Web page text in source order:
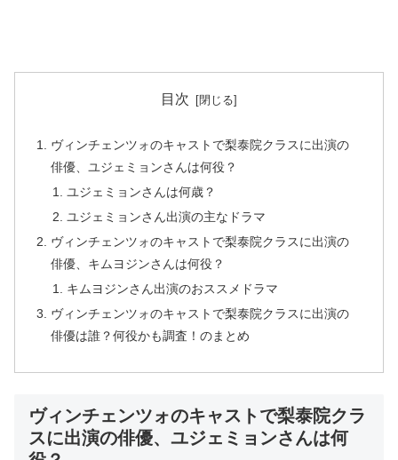
目次
ヴィンチェンツォのキャストで梨泰院クラスに出演の
俳優、ユジェミョンさんは何役？
ユジェミョンさんは何歳？
ユジェミョンさん出演の主なドラマ
ヴィンチェンツォのキャストで梨泰院クラスに出演の
俳優、キムヨジンさんは何役？
キムヨジンさん出演のおススメドラマ
ヴィンチェンツォのキャストで梨泰院クラスに出演の
俳優は誰？何役かも調査！のまとめ
ヴィンチェンツォのキャストで梨泰院クラ
スに出演の俳優、ユジェミョンさんは何